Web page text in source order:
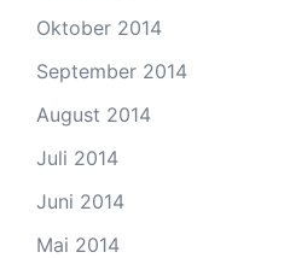
Oktober 2014
September 2014
August 2014
Juli 2014
Juni 2014
Mai 2014